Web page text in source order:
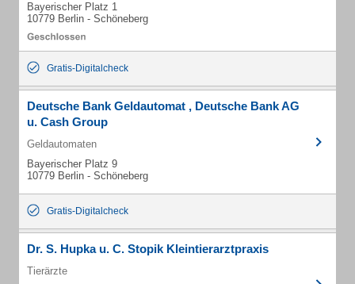
Bayerischer Platz 1
10779 Berlin - Schöneberg
Gratis-Digitalcheck
Deutsche Bank Geldautomat , Deutsche Bank AG
u. Cash Group
Geldautomaten
Bayerischer Platz 9
10779 Berlin - Schöneberg
Gratis-Digitalcheck
Dr. S. Hupka u. C. Stopik Kleintierarztpraxis
Tierärzte